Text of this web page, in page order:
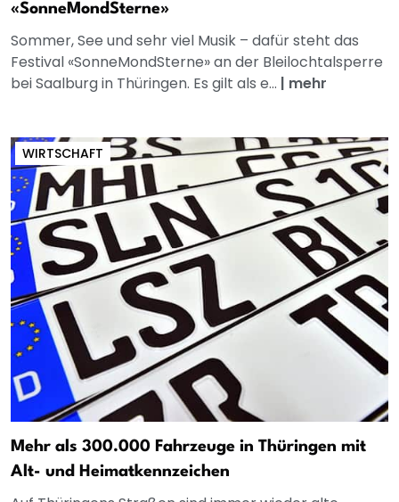
«SonneMondSterne»
Sommer, See und sehr viel Musik – dafür steht das
Festival «SonneMondSterne» an der Bleilochtalsperre
bei Saalburg in Thüringen. Es gilt als e... | mehr
WIRTSCHAFT
Mehr als 300.000 Fahrzeuge in Thüringen mit
Alt- und Heimatkennzeichen